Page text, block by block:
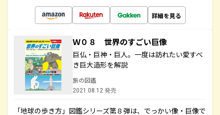
詳細を見る
Ｗ０８ 世界のすごい巨像
巨仏・巨神・巨人。一度は訪れたい愛すべ
き巨大造形を解説
旅の図鑑
2021.08.12 発売
「地球の歩き方」図鑑シリーズ第８弾は、でっかい像・巨像で